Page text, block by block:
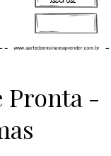
Pronta -